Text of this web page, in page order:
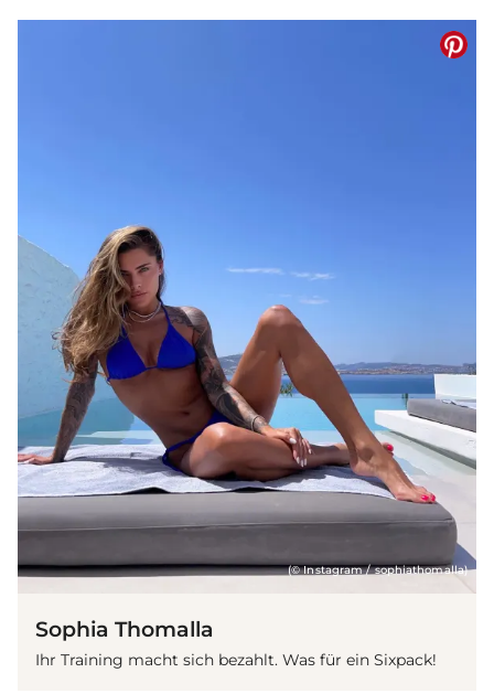
(© Instagram / sophiathomalla)
Sophia Thomalla
Ihr Training macht sich bezahlt. Was für ein Sixpack!